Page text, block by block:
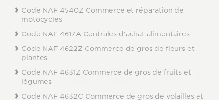
Code NAF 4540Z Commerce et réparation de
motocycles
Code NAF 4617A Centrales d'achat alimentaires
Code NAF 4622Z Commerce de gros de fleurs et
plantes
Code NAF 4631Z Commerce de gros de fruits et
légumes
Code NAF 4632C Commerce de gros de volailles et